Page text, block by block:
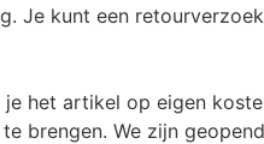
Je kunt een
je het artikel op eigen
brengen. We zijn